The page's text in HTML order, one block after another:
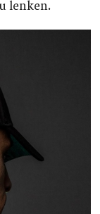
lenken.